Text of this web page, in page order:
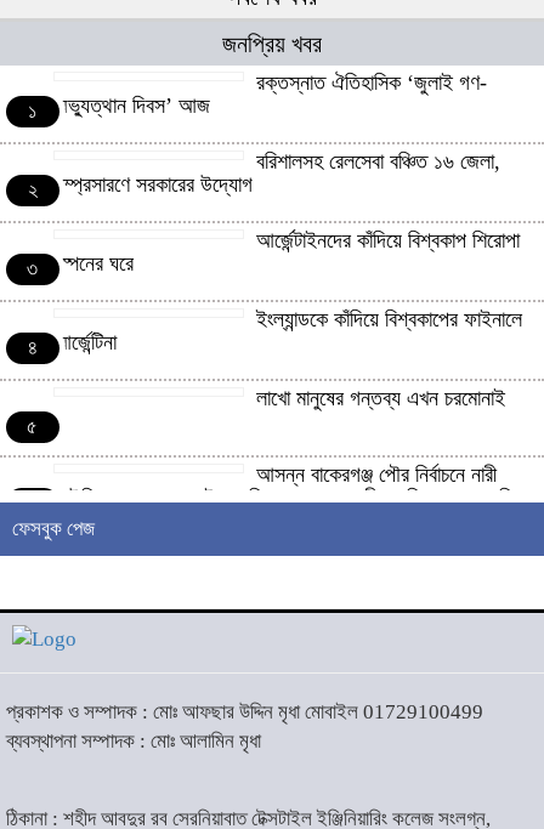
জনপ্রিয় খবর
১
রক্তস্নাত ঐতিহাসিক ‌‘জুলাই গণ-
অভ্যুত্থান দিবস’ আজ
২
বরিশালসহ রেলসেবা বঞ্চিত ১৬ জেলা,
সম্প্রসারণে সরকারের উদ্যোগ
৩
আর্জেন্টাইনদের কাঁদিয়ে বিশ্বকাপ শিরোপা
স্পেনের ঘরে
৪
ইংল্যান্ডকে কাঁদিয়ে বিশ্বকাপের ফাইনালে
আর্জেন্টিনা
৫
লাখো মানুষের গন্তব্য এখন চরমোনাই
৬
আসন্ন বাকেরগঞ্জ পৌর নির্বাচনে নারী
কাউন্সিলর পদে দোয়া চাইলেন বিএমএসএফ নেত্রী সাবরিনা আক্তার জিয়া
‘ইসরাইলি সেনাবাহিনী ধ্বংসের
৮
দৌলতদিয়ায় বাস ডুবি : ২৪ জনের মরদেহ
উদ্ধার, অনেকেই নিখোঁজ
মহান স্বাধীনতা ও জাতীয় দিবস আজ
ফেসবুক পেজ
প্রকাশক ও সম্পাদক : মোঃ আফছার উদ্দিন মৃধা মোবাইল 01729100499
ব্যবস্থাপনা সম্পাদক : মোঃ আলামিন মৃধা
ঠিকানা : শহীদ আবদুর রব সেরনিয়াবাত টেক্সটাইল ইঞ্জিনিয়ারিং কলেজ সংলগ্ন,